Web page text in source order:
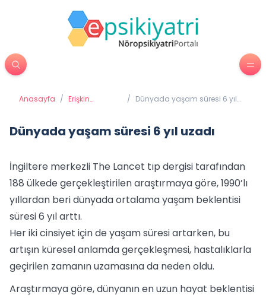
Anasayfa / Erişkin
/ Dünyada yaşam süresi 6 yıl
Dünyada yaşam süresi 6 yıl uzadı
İngiltere merkezli The Lancet tıp dergisi tarafından
188 ülkede gerçekleştirilen araştırmaya göre, 1990’lı
yıllardan beri dünyada ortalama yaşam beklentisi
süresi 6 yıl arttı.
Her iki cinsiyet için de yaşam süresi artarken, bu
artışın küresel anlamda gerçekleşmesi, hastalıklarla
geçirilen zamanın uzamasına da neden oldu.
Araştırmaya göre, dünyanın en uzun hayat beklentisi